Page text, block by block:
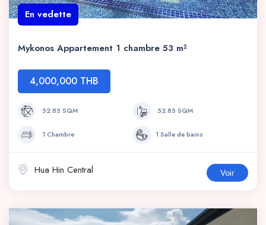
En vedette
Mykonos Appartement 1 chambre 53 m²
4,000,000 THB
52.85 SQM 52.85 SQM
1 Chambre 1 Salle de bains
Hua Hin Central Voir